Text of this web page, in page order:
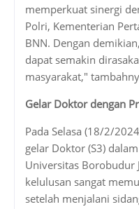
memperkuat sinergi
Polri, Kementerian
BNN. Dengan
dapat semakin
masyarakat,"
Gelar Doktor dengan
Pada Selasa (18/2/
gelar Doktor (S3)
Universitas Borobudur
kelulusan sangat
setelah menjalani